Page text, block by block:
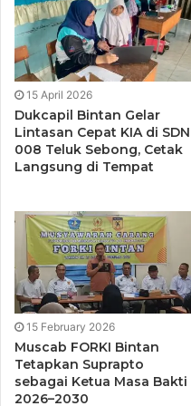
zaman.
Pemerintah Kabupaten
terhadap pelaksanaan
Kepala Dinas Pendidikan
Kepala Bidang PTK, Hosni,
itu mampu meningkatkan
wilayah kepulauan.
“Anak-anak di wilayah
akses pendidikan yang
penerus menuju Indonesia
Perwakilan BPMP Kepri,
menegaskan bahwa
membutuhkan kerja sama
15 April 2026
Dukcapil Bintan Gelar
Lintasan Cepat KIA di SDN
008 Teluk Sebong, Cetak
Langsung di Tempat
15 February 2026
Muscab FORKI Bintan
Tetapkan Suprapto
sebagai Ketua Masa Bakti
2026–2030